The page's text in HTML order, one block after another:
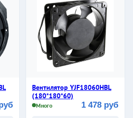
Вентилятор YJF18060HBL
(180*180*60)
Много 1 478 руб